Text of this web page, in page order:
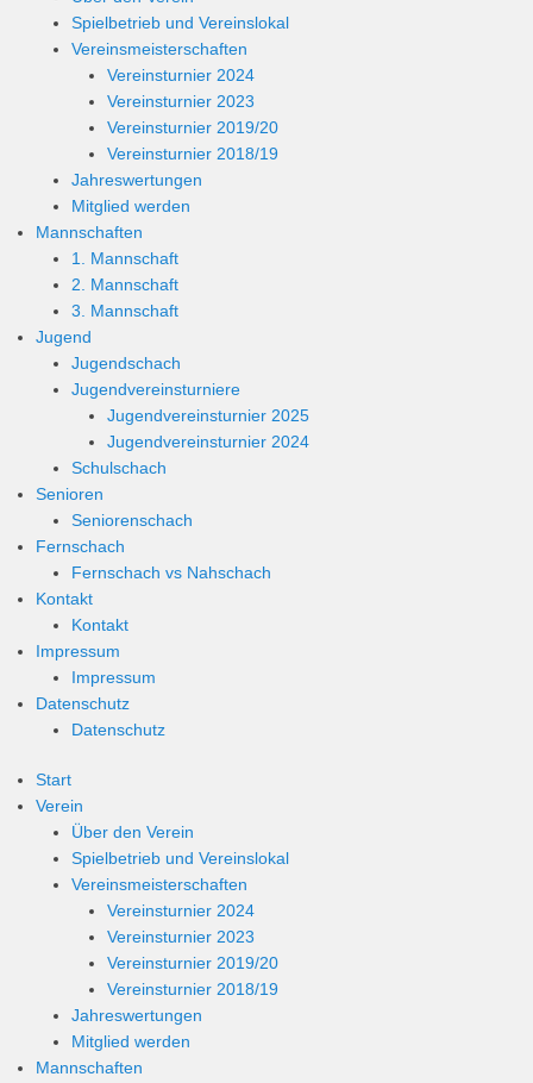
Spielbetrieb und Vereinslokal
Vereinsmeisterschaften
Vereinsturnier 2024
Vereinsturnier 2023
Vereinsturnier 2019/20
Vereinsturnier 2018/19
Jahreswertungen
Mitglied werden
Mannschaften
1. Mannschaft
2. Mannschaft
3. Mannschaft
Jugend
Jugendschach
Jugendvereinsturniere
Jugendvereinsturnier 2025
Jugendvereinsturnier 2024
Schulschach
Senioren
Seniorenschach
Fernschach
Fernschach vs Nahschach
Kontakt
Kontakt
Impressum
Impressum
Datenschutz
Datenschutz
Start
Verein
Über den Verein
Spielbetrieb und Vereinslokal
Vereinsmeisterschaften
Vereinsturnier 2024
Vereinsturnier 2023
Vereinsturnier 2019/20
Vereinsturnier 2018/19
Jahreswertungen
Mitglied werden
Mannschaften